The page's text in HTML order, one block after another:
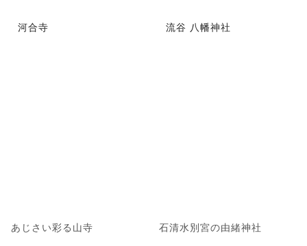
河合寺
あじさい彩る山寺
流谷 八幡神社
石清水別宮の由緒神社